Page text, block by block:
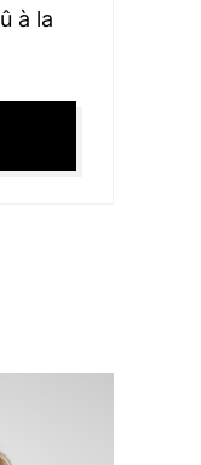
à la